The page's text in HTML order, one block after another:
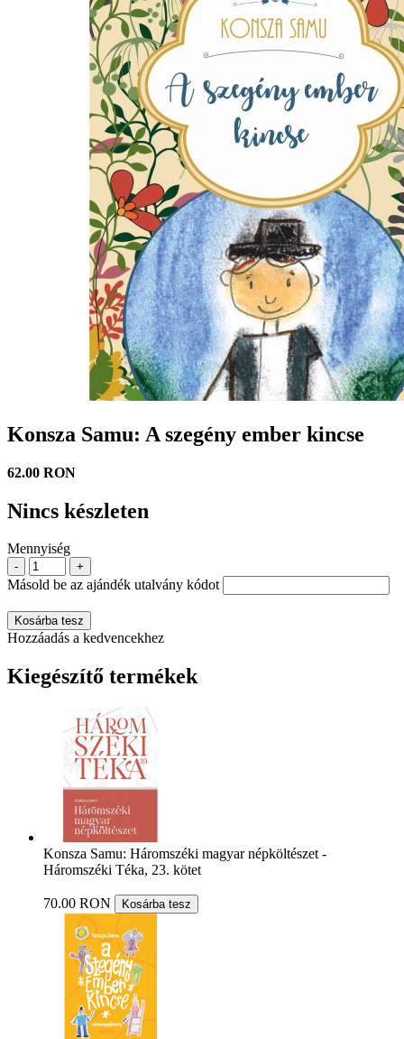
Konsza Samu: A szegény ember kincse
62.00 RON
Nincs készleten
Mennyiség
- +
Másold be az ajándék utalvány kódot
Kosárba tesz
Hozzáadás a kedvencekhez
Kiegészítő termékek
Konsza Samu: Háromszéki magyar népköltészet -
Háromszéki Téka, 23. kötet
70.00 RON Kosárba tesz